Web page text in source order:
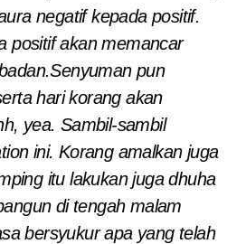
negatif kepada positif.
positif akan memancar
pun
hari korang akan
yea. Sambil-sambil
ini. Korang amalkan juga
itu lakukan juga dhuha
di tengah malam
bersyukur apa yang telah